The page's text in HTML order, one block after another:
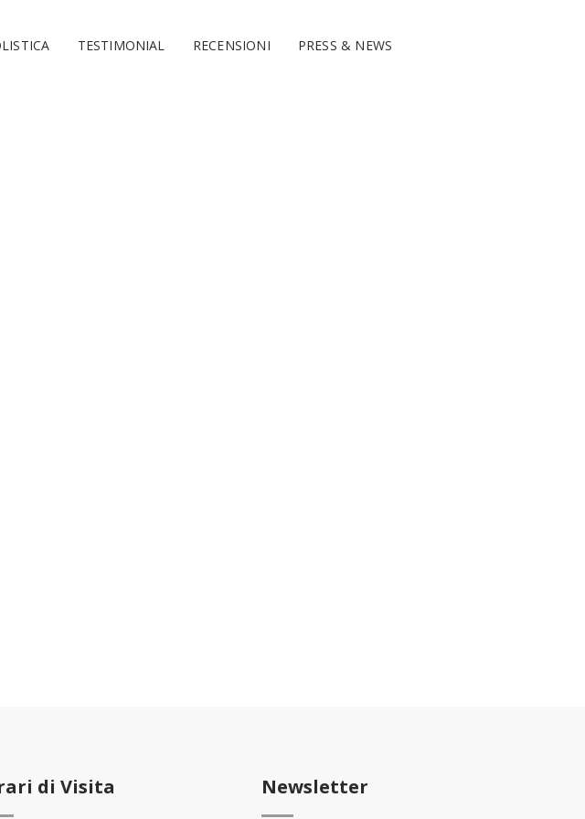
TESTIMONIAL RECENSIONI PRESS & NEWS
di Visita Newsletter